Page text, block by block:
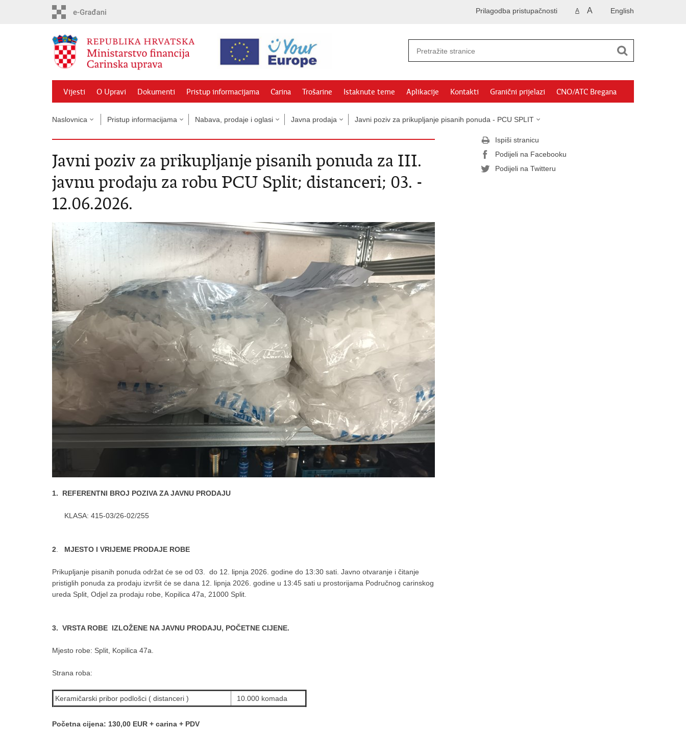
English
A A
Prilagodba pristupačnosti
Vijesti O Upravi Dokumenti Pristup informacijama Carina Trošarine Istaknute teme Aplikacije Kontakti Granični prijelazi CNO/ATC Bregana
Naslovnica Pristup informacijama Nabava, prodaje i oglasi Javna prodaja Javni poziv za prikupljanje pisanih ponuda - PCU SPLIT
Javni poziv za prikupljanje pisanih ponuda za III.
javnu prodaju za robu PCU Split; distanceri; 03. -
12.06.2026.
1. REFERENTNI BROJ POZIVA ZA JAVNU PRODAJU
KLASA: 415-03/26-02/255
2 MJESTO I VRIJEME PRODAJE ROBE
Prikupljanje pisanih ponuda održat će se od 03. do 12. lipnja 2026. godine do 13:30 sati. Javno otvaranje i čitanje
pristiglih ponuda za prodaju izvršit će se dana 12. lipnja 2026. godine u 13:45 sati u prostorijama Područnog carinskog
ureda Split, Odjel za prodaju robe, Kopilica 47a, 21000 Split.
3. VRSTA ROBE IZLOŽENE NA JAVNU PRODAJU, POČETNE CIJENE.
Mjesto robe: Split, Kopilica 47a.
Strana roba:
Keramičarski pribor podlošci ( distanceri ) 10.000 komada
Početna cijena: 130,00 EUR + carina + PDV
Ispiši stranicu
Podijeli na Facebooku
Podijeli na Twitteru